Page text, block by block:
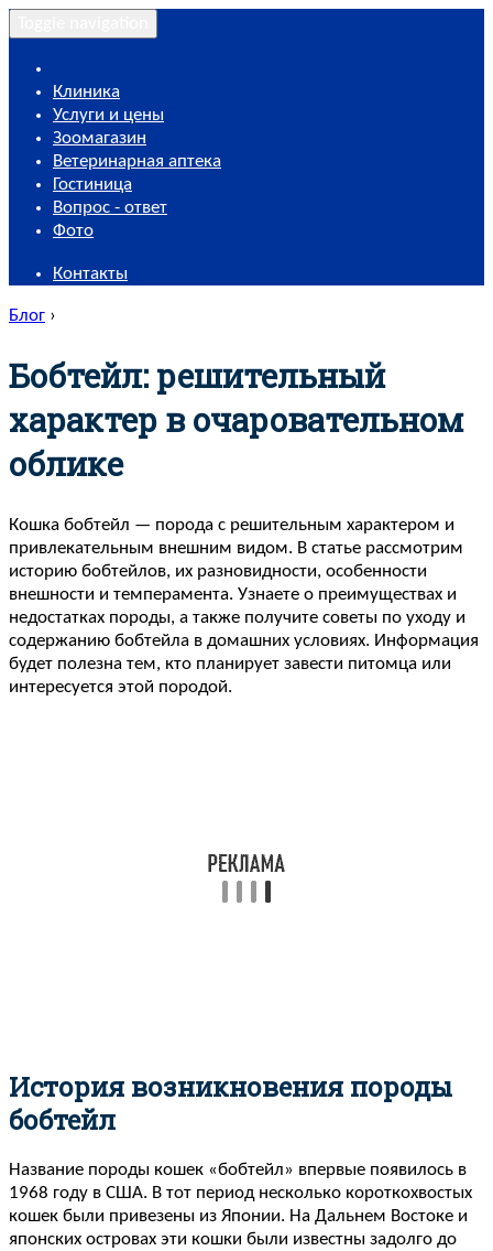
Клиника
Услуги и цены
Зоомагазин
Ветеринарная аптека
Гостиница
Вопрос - ответ
Фото
Контакты
Блог ›
Бобтейл: решительный
характер в очаровательном
облике
Кошка бобтейл — порода с решительным характером и
привлекательным внешним видом. В статье рассмотрим
историю бобтейлов, их разновидности, особенности
внешности и темперамента. Узнаете о преимуществах и
недостатках породы, а также получите советы по уходу и
содержанию бобтейла в домашних условиях. Информация
будет полезна тем, кто планирует завести питомца или
интересуется этой породой.
История возникновения породы
бобтейл
Название породы кошек «бобтейл» впервые появилось в
1968 году в США. В тот период несколько короткохвостых
кошек были привезены из Японии. На Дальнем Востоке и
японских островах эти кошки были известны задолго до